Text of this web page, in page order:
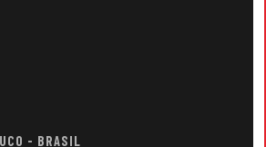
- BRASIL